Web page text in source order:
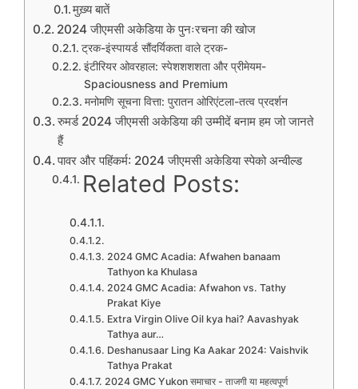
मुख़्य बातें
2024 जीएमसी अकेडिया के पुनःरचना की खोज
ट्रक-इंस्पायर्ड सौंदर्यिकता वाले ट्रक-
इंटीरियर ओवरहाल: स्पेशशशशता और प्रीमेयम-
Spaciousness and Premium
मनोमणि सूचना वित्ता: पुरातन ओरिएंटला-तत्व प्रदर्शन
रुमर्ड 2024 जीएमसी अकेडिया की उम्मीदें बनाम हम जो जानते
हैं
पावर और पहिंकर्म: ​​2024 जीएमसी अकेडिया स्पेको अन्वील्ड
Related Posts:
2024 GMC Acadia: Afwahen banaam
Tathyon ka Khulasa
2024 GMC Acadia: Afwahon vs. Tathy
Prakat Kiye
Extra Virgin Olive Oil kya hai? Aavashyak
Tathya aur…
Deshanusaar Ling Ka Aakar 2024: Vaishvik
Tathya Prakat
2024 GMC Yukon समाचार - ताजगी या महत्वपूर्ण